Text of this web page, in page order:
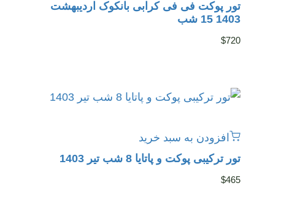
تور پوکت فی فی کرابی بانکوک اردیبهشت
1403 15 شب
$720
افزودن به سبد خرید
تور ترکیبی پوکت و پاتایا 8 شب تیر 1403
$465